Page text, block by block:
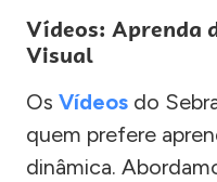
Vídeos: Aprenda
Visual
Os Vídeos do
quem prefere
dinâmica.